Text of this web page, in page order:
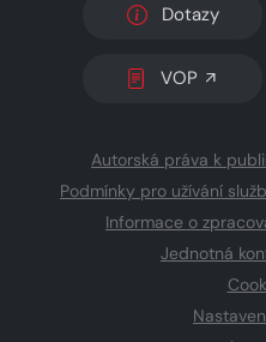
Dotazy
VOP
Autorská práva k
Podmínky pro užívání
Informace o
Jednotná